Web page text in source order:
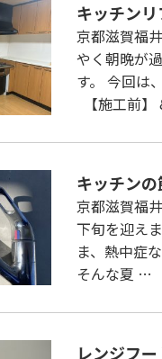
キッチン
京都滋賀福
やく朝晩が
す。 今回は
【施工前
キッチン
京都滋賀福
下旬を迎え
ま、熱中症
そんな夏 …
レンジフ